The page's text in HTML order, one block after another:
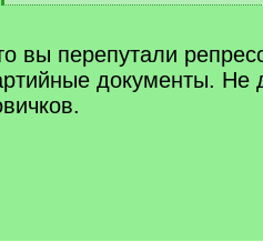
[
q
]
вы перепутали
документы. Не